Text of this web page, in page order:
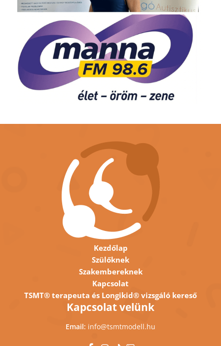
Kezdőlap
Szülőknek
Szakembereknek
Kapcsolat
TSMT® terapeuta és Longikid® vizsgáló kereső
Kapcsolat velünk
Email: info@tsmtmodell.hu